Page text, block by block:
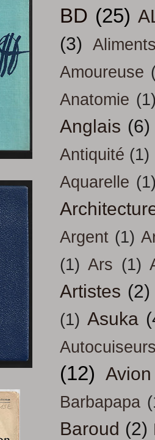
BD (25)
(3)
Amoureuse
Anatomie
Anglais (6)
Antiquité (1)
Aquarelle
Argent (1)
(1) Ars (1)
Artistes (2)
(1) Asuka
(12) Avion
Barbapapa
Baroud (2)